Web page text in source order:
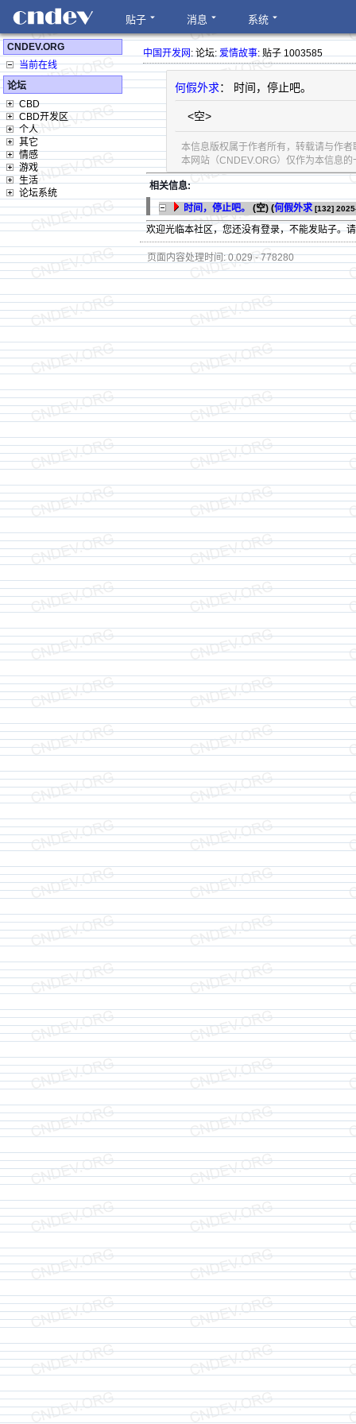
贴子 消息 系统
CNDEV.ORG
当前在线
论坛
CBD
CBD开发区
个人
其它
情感
游戏
生活
论坛系统
中国开发网: 论坛:爱情故事: 贴子 1003585
何假外求： 时间，停止吧。
<空>
本信息版权属于作者所有，转载请与作
本网站（CNDEV.ORG）仅作为本信息
相关信息:
时间，停止吧。
(空) (何假外求 [132]
欢迎光临本社区，您还没有登录，不能发贴子。
页面内容处理时间: 0.029 - 778280